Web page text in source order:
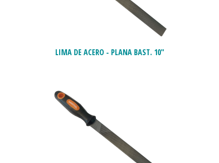
LIMA DE ACERO - PLANA BAST. 10"